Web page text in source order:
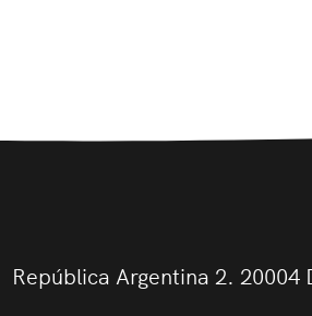
República Argentina 2. 20004